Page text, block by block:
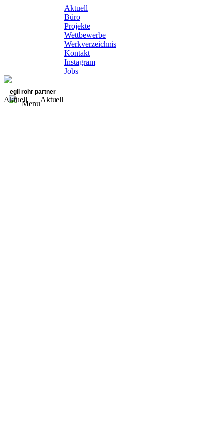
Aktuell
Büro
Projekte
Wettbewerbe
Werkverzeichnis
Kontakt
Instagram
Jobs
egli rohr partner
Menu
Aktuell Aktuell